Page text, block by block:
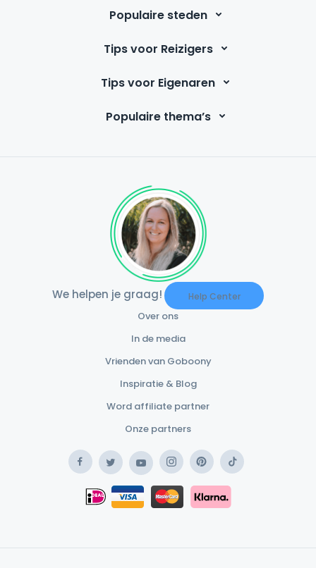
Populaire steden
Tips voor Reizigers
Tips voor Eigenaren
Populaire thema’s
We helpen je graag! Help Center
Over ons
In de media
Vrienden van Goboony
Inspiratie & Blog
Word affiliate partner
Onze partners
FacebookTwitterYouTubeInstagramPinterestTikTok
iDEAL
Safe Payment Card
Safe Payment Klarna